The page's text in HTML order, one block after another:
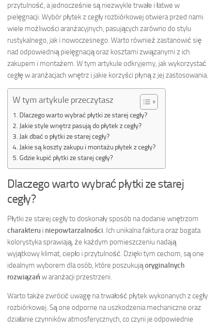
przytulność, a jednocześnie są niezwykle trwałe i łatwe w
pielęgnacji. Wybór płytek z cegły rozbiórkowej otwiera przed nami
wiele możliwości aranżacyjnych, pasujących zarówno do stylu
rustykalnego, jak i nowoczesnego. Warto również zastanowić się
nad odpowiednią pielęgnacją oraz kosztami związanymi z ich
zakupem i montażem. W tym artykule odkryjemy, jak wykorzystać
cegłę w aranżacjach wnętrz i jakie korzyści płyną z jej zastosowania.
W tym artykule przeczytasz
Dlaczego warto wybrać płytki ze starej cegły?
Jakie style wnętrz pasują do płytek z cegły?
Jak dbać o płytki ze starej cegły?
Jakie są koszty zakupu i montażu płytek z cegły?
Gdzie kupić płytki ze starej cegły?
Dlaczego warto wybrać płytki ze starej
cegły?
Płytki ze starej cegły to doskonały sposób na dodanie wnętrzom
charakteru i niepowtarzalności . Ich unikalna faktura oraz bogata
kolorystyka sprawiają, że każdym pomieszczeniu nadają
wyjątkowy klimat, ciepło i przytulność. Dzięki tym cechom, są one
idealnym wyborem dla osób, które poszukująoryginalnych
rozwiązańw aranżacji przestrzeni.
Warto także zwrócić uwagę na trwałość płytek wykonanych z cegły
rozbiórkowej. Są one odporne na uszkodzenia mechaniczne oraz
działanie czynników atmosferycznych, co czyni je odpowiednie